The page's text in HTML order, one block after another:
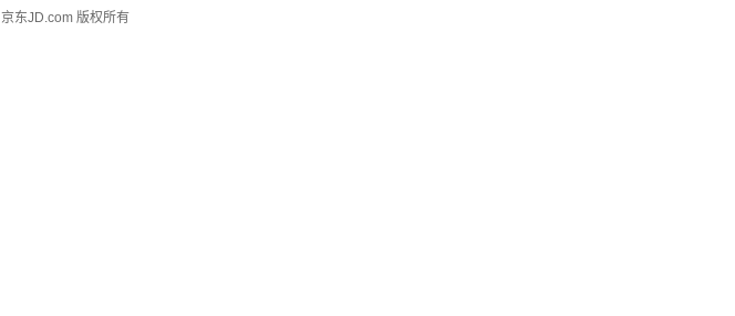
京东JD.com 版权所有